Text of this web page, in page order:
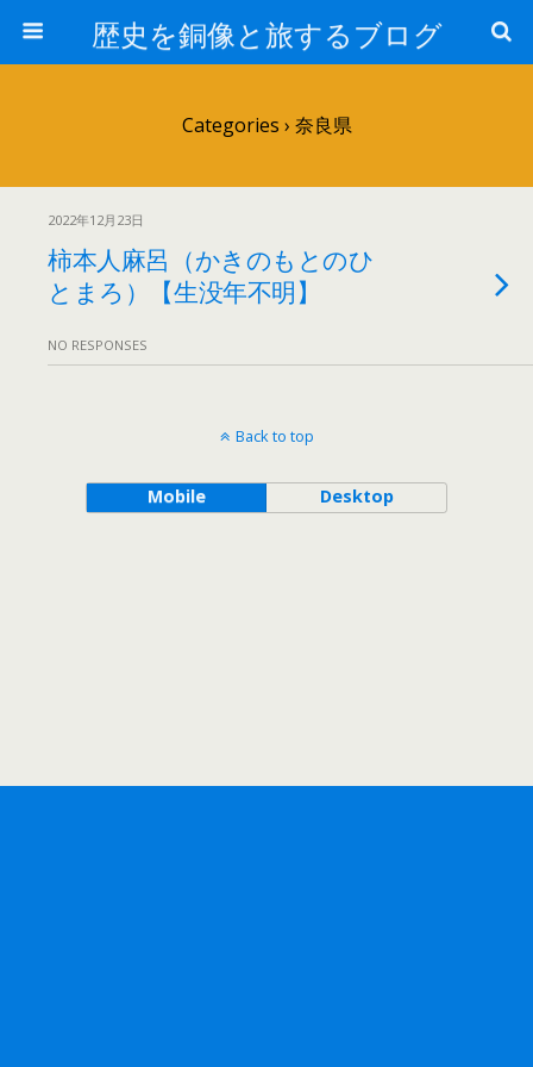
歴史を銅像と旅するブログ
Categories › 奈良県
2022年12月23日
柿本人麻呂（かきのもとのひ
とまろ）【生没年不明】
NO RESPONSES
Back to top
Mobile Desktop